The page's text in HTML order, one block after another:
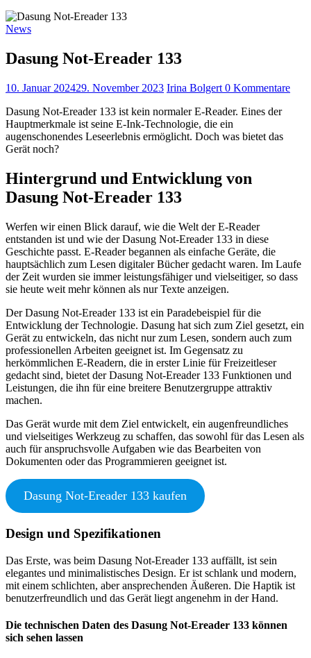
News
Dasung Not-Ereader 133
10. Januar 202429. November 2023 Irina Bolgert 0 Kommentare
Dasung Not-Ereader 133 ist kein normaler E-Reader. Eines der
Hauptmerkmale ist seine E-Ink-Technologie, die ein
augenschonendes Leseerlebnis ermöglicht. Doch was bietet das
Gerät noch?
Hintergrund und Entwicklung von
Dasung Not-Ereader 133
Werfen wir einen Blick darauf, wie die Welt der E-Reader
entstanden ist und wie der Dasung Not-Ereader 133 in diese
Geschichte passt. E-Reader begannen als einfache Geräte, die
hauptsächlich zum Lesen digitaler Bücher gedacht waren. Im Laufe
der Zeit wurden sie immer leistungsfähiger und vielseitiger, so dass
sie heute weit mehr können als nur Texte anzeigen.
Der Dasung Not-Ereader 133 ist ein Paradebeispiel für die
Entwicklung der Technologie. Dasung hat sich zum Ziel gesetzt, ein
Gerät zu entwickeln, das nicht nur zum Lesen, sondern auch zum
professionellen Arbeiten geeignet ist. Im Gegensatz zu
herkömmlichen E-Readern, die in erster Linie für Freizeitleser
gedacht sind, bietet der Dasung Not-Ereader 133 Funktionen und
Leistungen, die ihn für eine breitere Benutzergruppe attraktiv
machen.
Das Gerät wurde mit dem Ziel entwickelt, ein augenfreundliches
und vielseitiges Werkzeug zu schaffen, das sowohl für das Lesen als
auch für anspruchsvolle Aufgaben wie das Bearbeiten von
Dokumenten oder das Programmieren geeignet ist.
Dasung Not-Ereader 133 kaufen
Design und Spezifikationen
Das Erste, was beim Dasung Not-Ereader 133 auffällt, ist sein
elegantes und minimalistisches Design. Er ist schlank und modern,
mit einem schlichten, aber ansprechenden Äußeren. Die Haptik ist
benutzerfreundlich und das Gerät liegt angenehm in der Hand.
Die technischen Daten des Dasung Not-Ereader 133 können
sich sehen lassen